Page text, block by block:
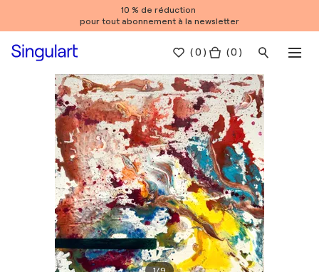
10 % de réduction
pour tout abonnement à la newsletter
(0 ) ( 0 )